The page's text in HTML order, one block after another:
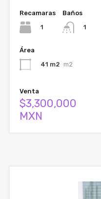
Recamaras
1
Baños
1
Área
41 m2 m2
Venta
$3,300,000
MXN